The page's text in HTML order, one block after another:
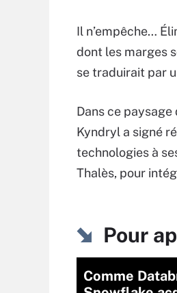
Il n’empêche…
dont les marges
se traduirait par
Dans ce
Kyndryl a signé
technologies à
Thalès, pour
Pour
Comme